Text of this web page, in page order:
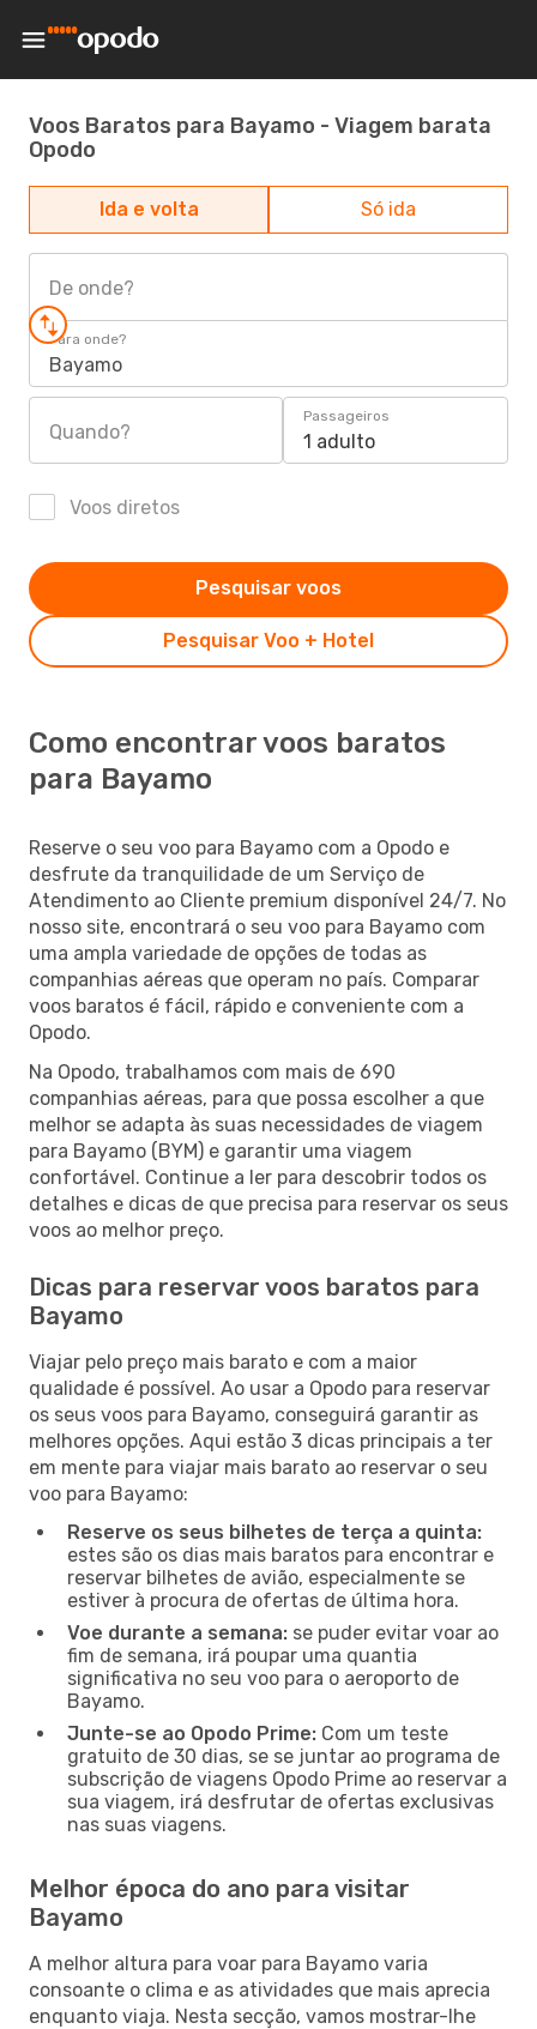
Voos Baratos para Bayamo - Viagem barata
Opodo
Ida e volta Só ida
De onde?
Para onde?
Bayamo
Quando?
Passageiros
1 adulto
Voos diretos
Pesquisar Voo + Hotel
Pesquisar voos
Como encontrar voos baratos
para Bayamo
Reserve o seu voo para Bayamo com a Opodo e
desfrute da tranquilidade de um Serviço de
Atendimento ao Cliente premium disponível 24/7. No
nosso site, encontrará o seu voo para Bayamo com
uma ampla variedade de opções de todas as
companhias aéreas que operam no país. Comparar
voos baratos é fácil, rápido e conveniente com a
Opodo.
Na Opodo, trabalhamos com mais de 690
companhias aéreas, para que possa escolher a que
melhor se adapta às suas necessidades de viagem
para Bayamo (BYM) e garantir uma viagem
confortável. Continue a ler para descobrir todos os
detalhes e dicas de que precisa para reservar os seus
voos ao melhor preço.
Dicas para reservar voos baratos para
Bayamo
Viajar pelo preço mais barato e com a maior
qualidade é possível. Ao usar a Opodo para reservar
os seus voos para Bayamo, conseguirá garantir as
melhores opções. Aqui estão 3 dicas principais a ter
em mente para viajar mais barato ao reservar o seu
voo para Bayamo:
Reserve os seus bilhetes de terça a quinta:
estes são os dias mais baratos para encontrar e
reservar bilhetes de avião, especialmente se
estiver à procura de ofertas de última hora.
Voe durante a semana: se puder evitar voar ao
fim de semana, irá poupar uma quantia
significativa no seu voo para o aeroporto de
Bayamo.
Junte-se ao Opodo Prime: Com um teste
gratuito de 30 dias, se se juntar ao programa de
subscrição de viagens Opodo Prime ao reservar a
sua viagem, irá desfrutar de ofertas exclusivas
nas suas viagens.
Melhor época do ano para visitar
Bayamo
A melhor altura para voar para Bayamo varia
consoante o clima e as atividades que mais aprecia
enquanto viaja. Nesta secção, vamos mostrar-lhe